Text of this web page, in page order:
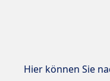
Hier können Sie